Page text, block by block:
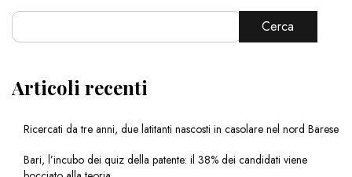
Cerca
Articoli recenti
Ricercati da tre anni, due latitanti nascosti in casolare nel nord Barese
Bari, l’incubo dei quiz della patente: il 38% dei candidati viene